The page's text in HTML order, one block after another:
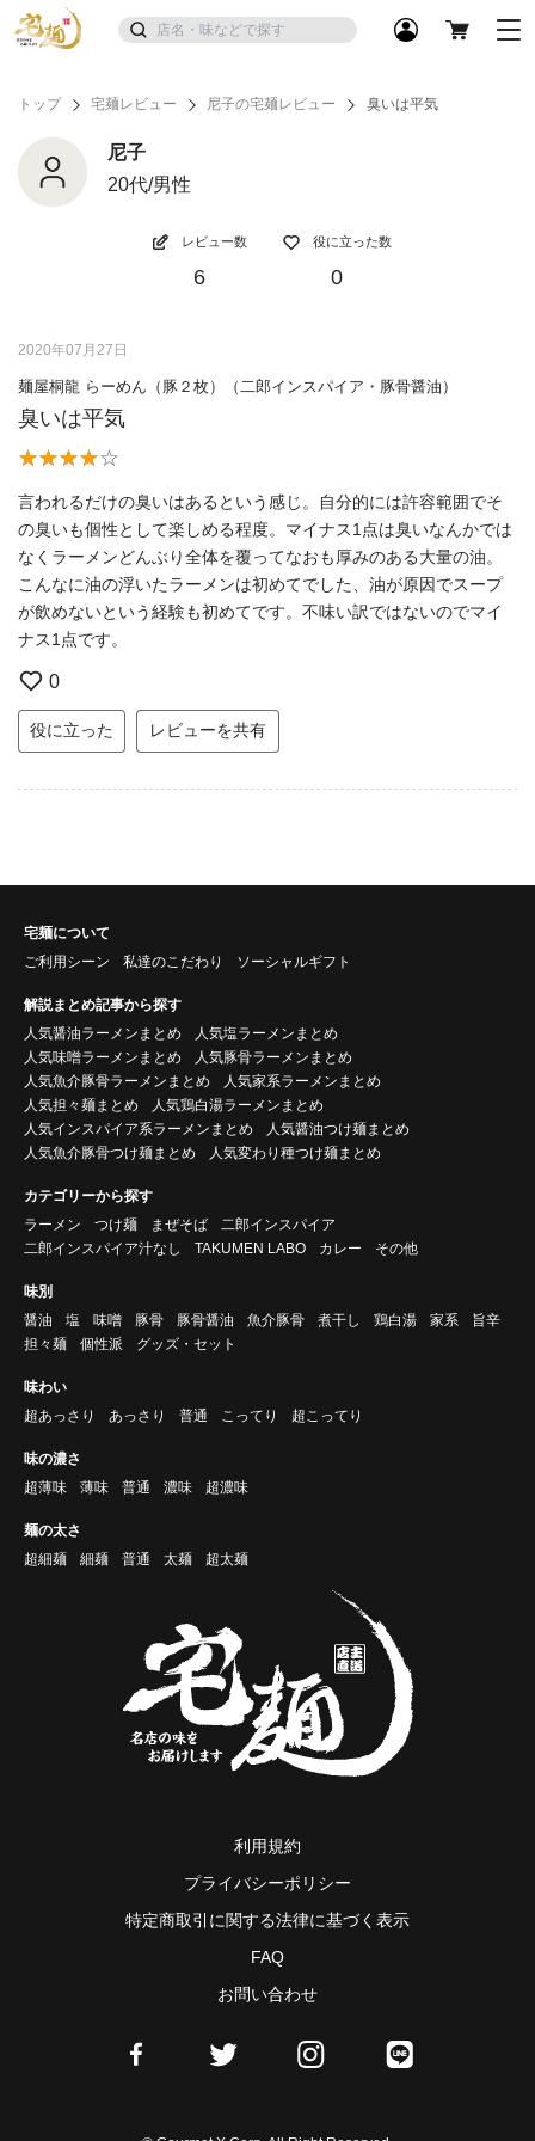
トップ 宅麺レビュー 尼子の宅麺レビュー 臭いは平気
尼子
20代/男性
レビュー数
6
役に立った数
0
2020年07月27日
麺屋桐龍 らーめん（豚２枚）（二郎インスパイア・豚骨醤油）
臭いは平気
言われるだけの臭いはあるという感じ。自分的には許容範囲でそ
の臭いも個性として楽しめる程度。マイナス1点は臭いなんかでは
なくラーメンどんぶり全体を覆ってなおも厚みのある大量の油。
こんなに油の浮いたラーメンは初めてでした、油が原因でスープ
が飲めないという経験も初めてです。不味い訳ではないのでマイ
ナス1点です。
0
役に立った レビューを共有
宅麺について
ご利用シーン
私達のこだわり ソーシャルギフト
解説まとめ記事から探す
人気醤油ラーメンまとめ
人気塩ラーメンまとめ
人気味噌ラーメンまとめ
人気豚骨ラーメンまとめ
人気魚介豚骨ラーメンまとめ
人気家系ラーメンまとめ
人気担々麺まとめ
人気鶏白湯ラーメンまとめ
人気インスパイア系ラーメンまとめ
人気醤油つけ麺まとめ
人気魚介豚骨つけ麺まとめ
人気変わり種つけ麺まとめ
カテゴリーから探す
ラーメン
つけ麺 まぜそば
二郎インスパイア
二郎インスパイア汁なし
TAKUMEN LABO カレー その他
味別
醤油
塩 味噌 豚骨 豚骨醤油 魚介豚骨 煮干し 鶏白湯 家系
旨辛
担々麺
個性派 グッズ・セット
味わい
超あっさり
あっさり 普通 こってり 超こってり
味の濃さ
超薄味
薄味 普通 濃味 超濃味
麺の太さ
超細麺
細麺 普通 太麺 超太麺
利用規約
プライバシーポリシー
特定商取引に関する法律に基づく表示
FAQ
お問い合わせ